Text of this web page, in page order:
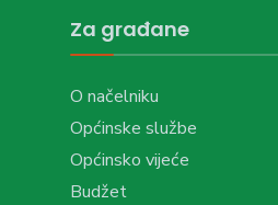
Za građane
O načelniku
Općinske službe
Općinsko vijeće
Budžet